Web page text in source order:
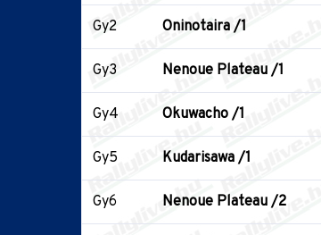
Gy2 Oninotaira /1
Gy3 Nenoue Plateau /1
Gy4 Okuwacho /1
Gy5 Kudarisawa /1
Gy6 Nenoue Plateau /2